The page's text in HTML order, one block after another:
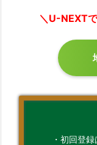
＼U-NEXT
・初回登